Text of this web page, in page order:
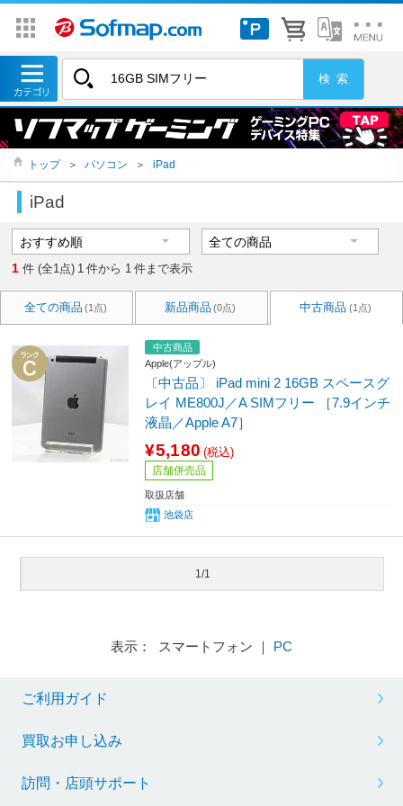
トップ ＞ パソコン ＞ iPad
iPad
1 件 (全1点) 1 件から 1 件まで表示
全ての商品 (1点) 新品商品 (0点) 中古商品 (1点)
中古商品
Apple(アップル)
〔中古品〕 iPad mini 2 16GB スペースグ
レイ ME800J／A SIMフリー ［7.9インチ
液晶／Apple A7］
¥5,180 (税込)
店舗併売品
取扱店舗
池袋店
1/1
表示： スマートフォン ｜ PC
ご利用ガイド
買取お申し込み
訪問・店頭サポート